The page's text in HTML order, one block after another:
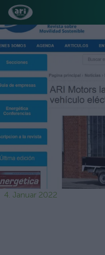
4. Januar 2022